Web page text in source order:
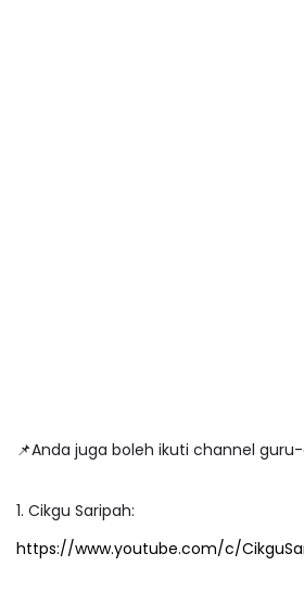
📌Anda juga boleh ikuti
1. Cikgu Saripah:
https://www.youtube.com/c/